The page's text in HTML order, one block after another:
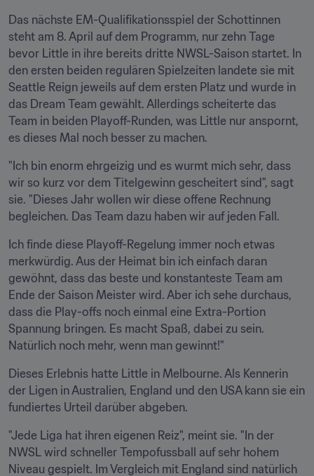
Das nächste EM-Qualifikationsspiel der Schottinnen
steht am 8. April auf dem Programm, nur zehn Tage
bevor Little in ihre bereits dritte NWSL-Saison startet. In
den ersten beiden regulären Spielzeiten landete sie mit
Seattle Reign jeweils auf dem ersten Platz und wurde in
das Dream Team gewählt. Allerdings scheiterte das
Team in beiden Playoff-Runden, was Little nur anspornt,
es dieses Mal noch besser zu machen.
"Ich bin enorm ehrgeizig und es wurmt mich sehr, dass
wir so kurz vor dem Titelgewinn gescheitert sind", sagt
sie. "Dieses Jahr wollen wir diese offene Rechnung
begleichen. Das Team dazu haben wir auf jeden Fall.
Ich finde diese Playoff-Regelung immer noch etwas
merkwürdig. Aus der Heimat bin ich einfach daran
gewöhnt, dass das beste und konstanteste Team am
Ende der Saison Meister wird. Aber ich sehe durchaus,
dass die Play-offs noch einmal eine Extra-Portion
Spannung bringen. Es macht Spaß, dabei zu sein.
Natürlich noch mehr, wenn man gewinnt!"
Dieses Erlebnis hatte Little in Melbourne. Als Kennerin
der Ligen in Australien, England und den USA kann sie ein
fundiertes Urteil darüber abgeben.
"Jede Liga hat ihren eigenen Reiz", meint sie. "In der
NWSL wird schneller Tempofussball auf sehr hohem
Niveau gespielt. Im Vergleich mit England sind natürlich